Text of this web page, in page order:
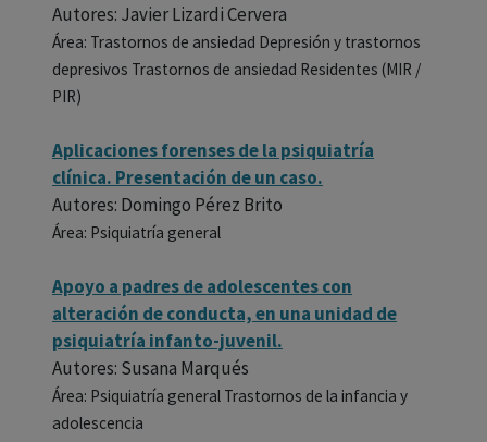
Autores: Javier Lizardi Cervera
Área: Trastornos de ansiedad Depresión y trastornos
depresivos Trastornos de ansiedad Residentes (MIR /
PIR)
Aplicaciones forenses de la psiquiatría
clínica. Presentación de un caso.
Autores: Domingo Pérez Brito
Área: Psiquiatría general
Apoyo a padres de adolescentes con
alteración de conducta, en una unidad de
psiquiatría infanto-juvenil.
Autores: Susana Marqués
Área: Psiquiatría general Trastornos de la infancia y
adolescencia